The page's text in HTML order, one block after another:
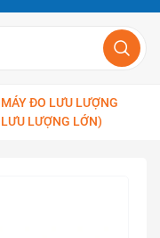
MÁY ĐO LƯU LƯỢNG
LƯỢNG LỚN)